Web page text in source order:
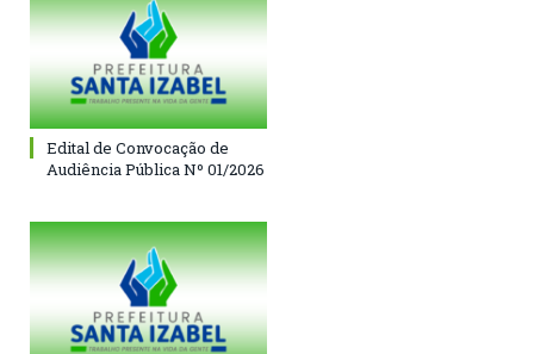
Edital de Convocação de
Audiência Pública Nº 01/2026